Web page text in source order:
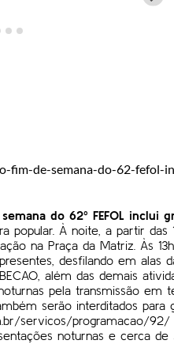
do 62º FEFOL
popular. À noite, a partir
na Praça da Matriz. Às
desfilando em alas
além das demais
pela transmissão em
serão interditados para
servicos/programacao/92/
noturnas e cerca